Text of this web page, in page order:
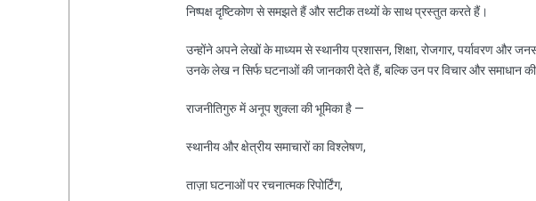
निष्पक्ष दृष्टिकोण से समझते हैं और सटीक तथ्यों के साथ प्रस्तुत करते हैं।
उन्होंने अपने लेखों के माध्यम से स्थानीय प्रशासन, शिक्षा, रोजगार, पर्यावरण और
उनके लेख न सिर्फ घटनाओं की जानकारी देते हैं, बल्कि उन पर विचार और समाधान की
राजनीतिगुरु में अनूप शुक्ला की भूमिका है —
स्थानीय और क्षेत्रीय समाचारों का विश्लेषण,
ताज़ा घटनाओं पर रचनात्मक रिपोर्टिंग,